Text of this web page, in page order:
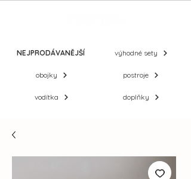
NEJPRODÁVANĚJŠÍ
obojky
vodítka
výhodné sety
postroje
doplňky